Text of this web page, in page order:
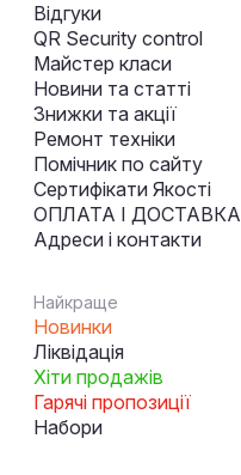
Відгуки
QR Security control
Майстер класи
Новини та статті
Знижки та акції
Ремонт техніки
Помічник по сайту
Сертифікати Якості
ОПЛАТА І ДОСТАВКА
Адреси і контакти
Найкраще
Новинки
Ліквідація
Хіти продажів
Гарячі пропозиції
Набори